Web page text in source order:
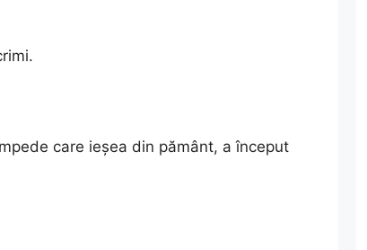
care ieșea din pământ, a început